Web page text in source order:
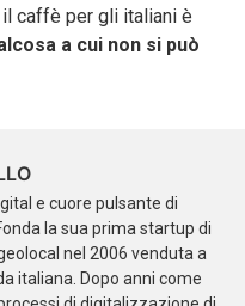
caffè per gli italiani è
a cui non si può
e cuore pulsante di
la sua prima startup di
nel 2006 venduta a
italiana. Dopo anni come